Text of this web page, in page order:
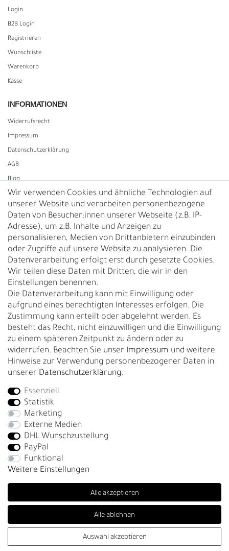
Login
B2B Login
Registrieren
Wunschliste
Warenkorb
Kasse
INFORMATIONEN
Widerrufs­recht
Impressum
Daten­schutz­erklärung
AGB
Blog
Vertrag widerrufen
UNTERNEHMEN
Nachhaltigkeit
Kontakt
Über uns
Rückgabe
Gürtelgröße messen
Garantie
GESCHÄFTSKUNDEN & HÄNDLER
B2B Geschäftskunden
Bei Fragen wenden Sie sich direkt an unser Service-Team.
+4917663727338
Montag - Freitag, 09:00 - 14:00
info@fronhofer.com
Gürtelmanufaktur Fronhofer, 93053 Regensburg, Nelkenweg 3b
© Copyright 2026 | Alle Rechte vorbehalten. - Fronhofer Gürtel |
Wir verwenden Cookies und ähnliche Technologien auf
unserer Website und verarbeiten personenbezogene
Daten von Besucher:innen unserer Webseite (z.B. IP-
Adresse), um z.B. Inhalte und Anzeigen zu
personalisieren, Medien von Drittanbietern einzubinden
oder Zugriffe auf unsere Website zu analysieren. Die
Datenverarbeitung erfolgt erst durch gesetzte Cookies.
Wir teilen diese Daten mit Dritten, die wir in den
Einstellungen benennen.
Die Datenverarbeitung kann mit Einwilligung oder
aufgrund eines berechtigten Interesses erfolgen. Die
Zustimmung kann erteilt oder abgelehnt werden. Es
besteht das Recht, nicht einzuwilligen und die Einwilligung
zu einem späteren Zeitpunkt zu ändern oder zu
widerrufen. Beachten Sie unser Impressum und weitere
Hinweise zur Verwendung personenbezogener Daten in
unserer Daten­schutz­erklärung.
Essenziell
Statistik
Marketing
Externe Medien
DHL Wunschzustellung
PayPal
Funktional
Weitere Einstellungen
Alle akzeptieren
Alle ablehnen
Auswahl akzeptieren
(4.85 / 5)
Bewertungen bei: trustedshops.de, shopvote.de ⓘ
Informationen zur Echtheit der Bewertungen